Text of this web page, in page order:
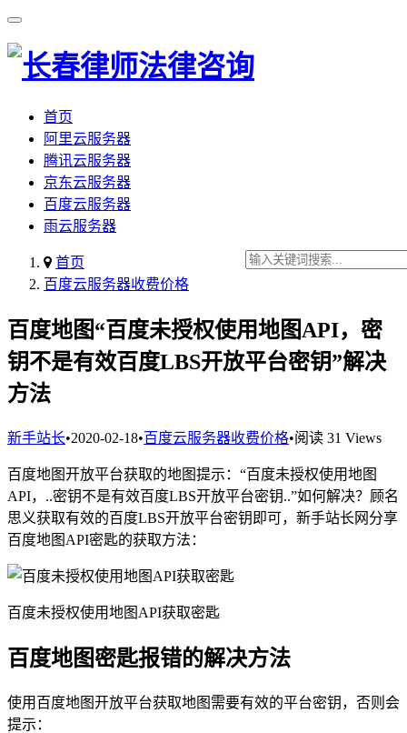
首页
阿里云服务器
腾讯云服务器
京东云服务器
百度云服务器
雨云服务器
首页
百度云服务器收费价格
百度地图“百度未授权使用地图API，密
钥不是有效百度LBS开放平台密钥”解决
方法
新手站长•2020-02-18•百度云服务器收费价格•阅读 31 Views
百度地图开放平台获取的地图提示：“百度未授权使用地图
API，..密钥不是有效百度LBS开放平台密钥..”如何解决？顾名
思义获取有效的百度LBS开放平台密钥即可，新手站长网分享
百度地图API密匙的获取方法：
百度未授权使用地图API获取密匙
百度地图密匙报错的解决方法
使用百度地图开放平台获取地图需要有效的平台密钥，否则会
提示：